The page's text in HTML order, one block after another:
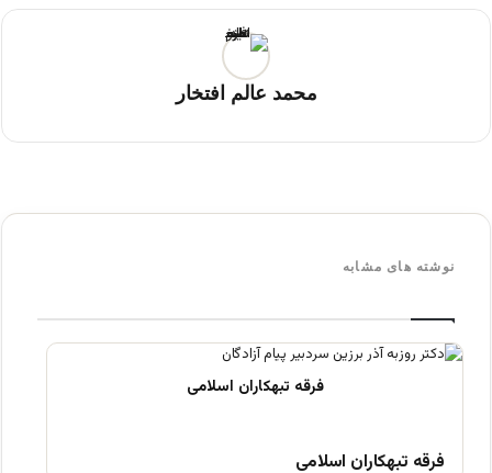
محمد عالم افتخار
نوشته های مشابه
فرقه تبهکاران اسلامی